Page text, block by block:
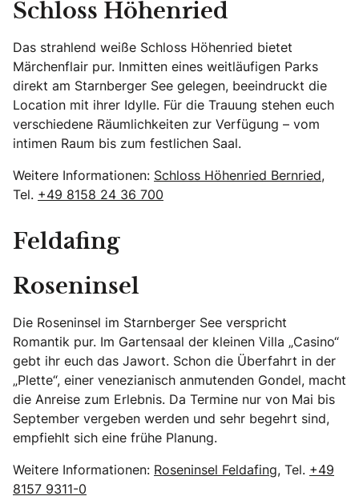
Schloss Höhenried
Das strahlend weiße Schloss Höhenried bietet
Märchenflair pur. Inmitten eines weitläufigen Parks
direkt am Starnberger See gelegen, beeindruckt die
Location mit ihrer Idylle. Für die Trauung stehen euch
verschiedene Räumlichkeiten zur Verfügung – vom
intimen Raum bis zum festlichen Saal.
Weitere Informationen: Schloss Höhenried Bernried,
Tel. +49 8158 24 36 700
Feldafing
Roseninsel
Die Roseninsel im Starnberger See verspricht
Romantik pur. Im Gartensaal der kleinen Villa „Casino“
gebt ihr euch das Jawort. Schon die Überfahrt in der
„Plette“, einer venezianisch anmutenden Gondel, macht
die Anreise zum Erlebnis. Da Termine nur von Mai bis
September vergeben werden und sehr begehrt sind,
empfiehlt sich eine frühe Planung.
Weitere Informationen: Roseninsel Feldafing, Tel. +49
8157 9311-0